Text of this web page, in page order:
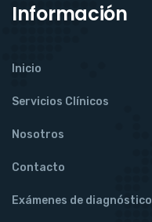
Información
Inicio
Servicios Clínicos
Nosotros
Contacto
Exámenes de diagnóstico